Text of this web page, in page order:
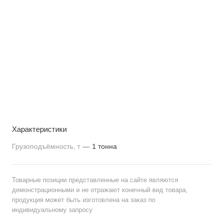
Характеристики
Грузоподъёмность, т — 1 тонна
Товарные позиции представленные на сайте являются
демонстрационными и не отражают конечный вид товара,
продукция может быть изготовлена на заказ по
индивидуальному запросу